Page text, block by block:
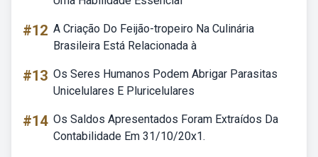
#12 A Criação Do Feijão-tropeiro Na Culinária
Brasileira Está Relacionada à
#13 Os Seres Humanos Podem Abrigar Parasitas
Unicelulares E Pluricelulares
#14 Os Saldos Apresentados Foram Extraídos Da
Contabilidade Em 31/10/20x1.